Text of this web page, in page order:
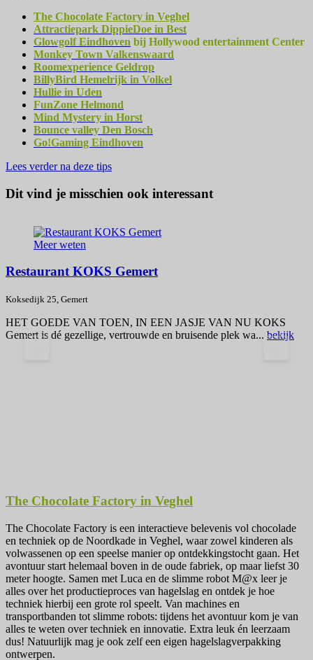
The Chocolate Factory in Veghel
Attractiepark DippieDoe in Best
Glowgolf Eindhoven bij Hollywood entertainment Center
Monkey Town Valkenswaard
Roomexperience Geldrop
BillyBird Hemelrijk in Volkel
Hullie in Uden
FunZone Helmond
Mind Mystery in Horst
Bounce valley Den Bosch
Go!Gaming Eindhoven
Lees verder na deze tips
Dit vind je misschien ook interessant
Meer weten
Restaurant KOKS Gemert
Koksedijk 25, Gemert
HET GOEDE VAN TOEN, IN EEN JASJE VAN NU KOKS
Gemert is dé gezellige, vertrouwde en bruisende plek wa... bekijk
The Chocolate Factory in Veghel
The Chocolate Factory is een interactieve belevenis vol chocolade
en techniek op de Noordkade in Veghel, waar zowel kinderen als
volwassenen op een speelse manier op ontdekkingstocht gaan. Het
avontuur start helemaal boven in de oude fabriek, op maar liefst 30
meter hoogte. Samen met Luca en de slimme robot M@x leer je
alles over het productieproces van hagelslag en ontdek je hoe
techniek hierbij een grote rol speelt. Van machines en
transportbanden tot slimme robots: tijdens het avontuur kom je van
alles te weten over techniek en innovatie. Extra leuk én leerzaam
dus! Natuurlijk mag je ook zelf een eigen hagelslagverpakking
ontwerpen.